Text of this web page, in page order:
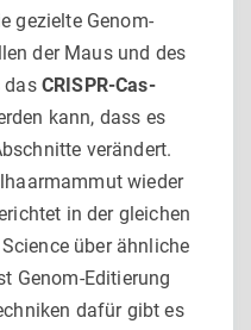
gezielte Genom-
der Maus und des
das CRISPR-Cas-
kann, dass es
verändert.
wieder
in der gleichen
über ähnliche
Genom-Editierung
dafür gibt es